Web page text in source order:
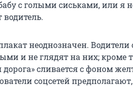
с голыми сиськами, или я
неоднозначен.
и не глядят на них; кроме
сливается с фоном
соцсетей